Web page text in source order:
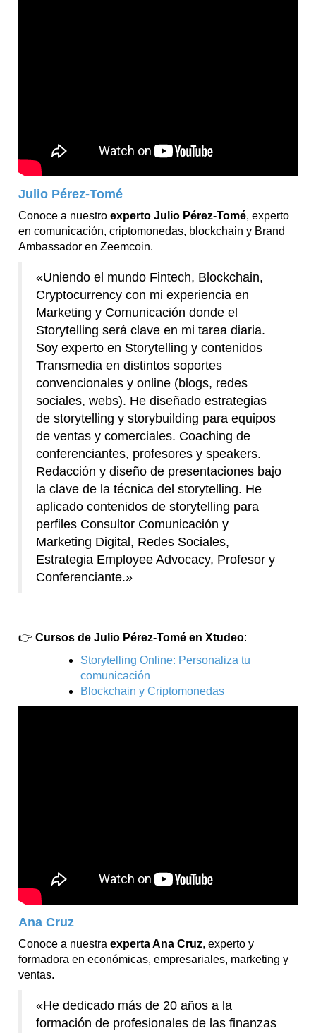
Julio Pérez-Tomé
Conoce a nuestroexperto Julio Pérez-Tomé, experto
en comunicación, criptomonedas, blockchain y Brand
Ambassador en Zeemcoin.
«Uniendo el mundo Fintech, Blockchain,
Cryptocurrency con mi experiencia en
Marketing y Comunicación donde el
Storytelling será clave en mi tarea diaria.
Soy experto en Storytelling y contenidos
Transmedia en distintos soportes
convencionales y online (blogs, redes
sociales, webs). He diseñado estrategias
de storytelling y storybuilding para equipos
de ventas y comerciales. Coaching de
conferenciantes, profesores y speakers.
Redacción y diseño de presentaciones bajo
la clave de la técnica del storytelling. He
aplicado contenidos de storytelling para
perfiles Consultor Comunicación y
Marketing Digital, Redes Sociales,
Estrategia Employee Advocacy, Profesor y
Conferenciante.»
👉Cursos de Julio Pérez-Tomé en Xtudeo:
Storytelling Online: Personaliza tu
comunicación
Blockchain y Criptomonedas
Ana Cruz
Conoce a nuestraexperta Ana Cruz, experto y
formadora en económicas, empresariales, marketing y
ventas.
«He dedicado más de 20 años a la
formación de profesionales de las finanzas